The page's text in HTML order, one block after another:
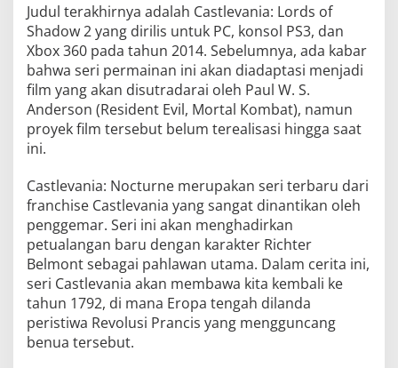
Judul terakhirnya adalah Castlevania: Lords of
Shadow 2 yang dirilis untuk PC, konsol PS3, dan
Xbox 360 pada tahun 2014. Sebelumnya, ada kabar
bahwa seri permainan ini akan diadaptasi menjadi
film yang akan disutradarai oleh Paul W. S.
Anderson (Resident Evil, Mortal Kombat), namun
proyek film tersebut belum terealisasi hingga saat
ini.
Castlevania: Nocturne merupakan seri terbaru dari
franchise Castlevania yang sangat dinantikan oleh
penggemar. Seri ini akan menghadirkan
petualangan baru dengan karakter Richter
Belmont sebagai pahlawan utama. Dalam cerita ini,
seri Castlevania akan membawa kita kembali ke
tahun 1792, di mana Eropa tengah dilanda
peristiwa Revolusi Prancis yang mengguncang
benua tersebut.